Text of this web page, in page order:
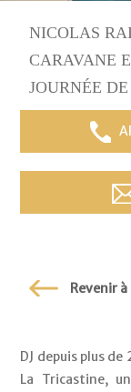
NICOLAS
CARAVANE
JOURNÉE
Revenir
DJ depuis plus
La Tricastine,